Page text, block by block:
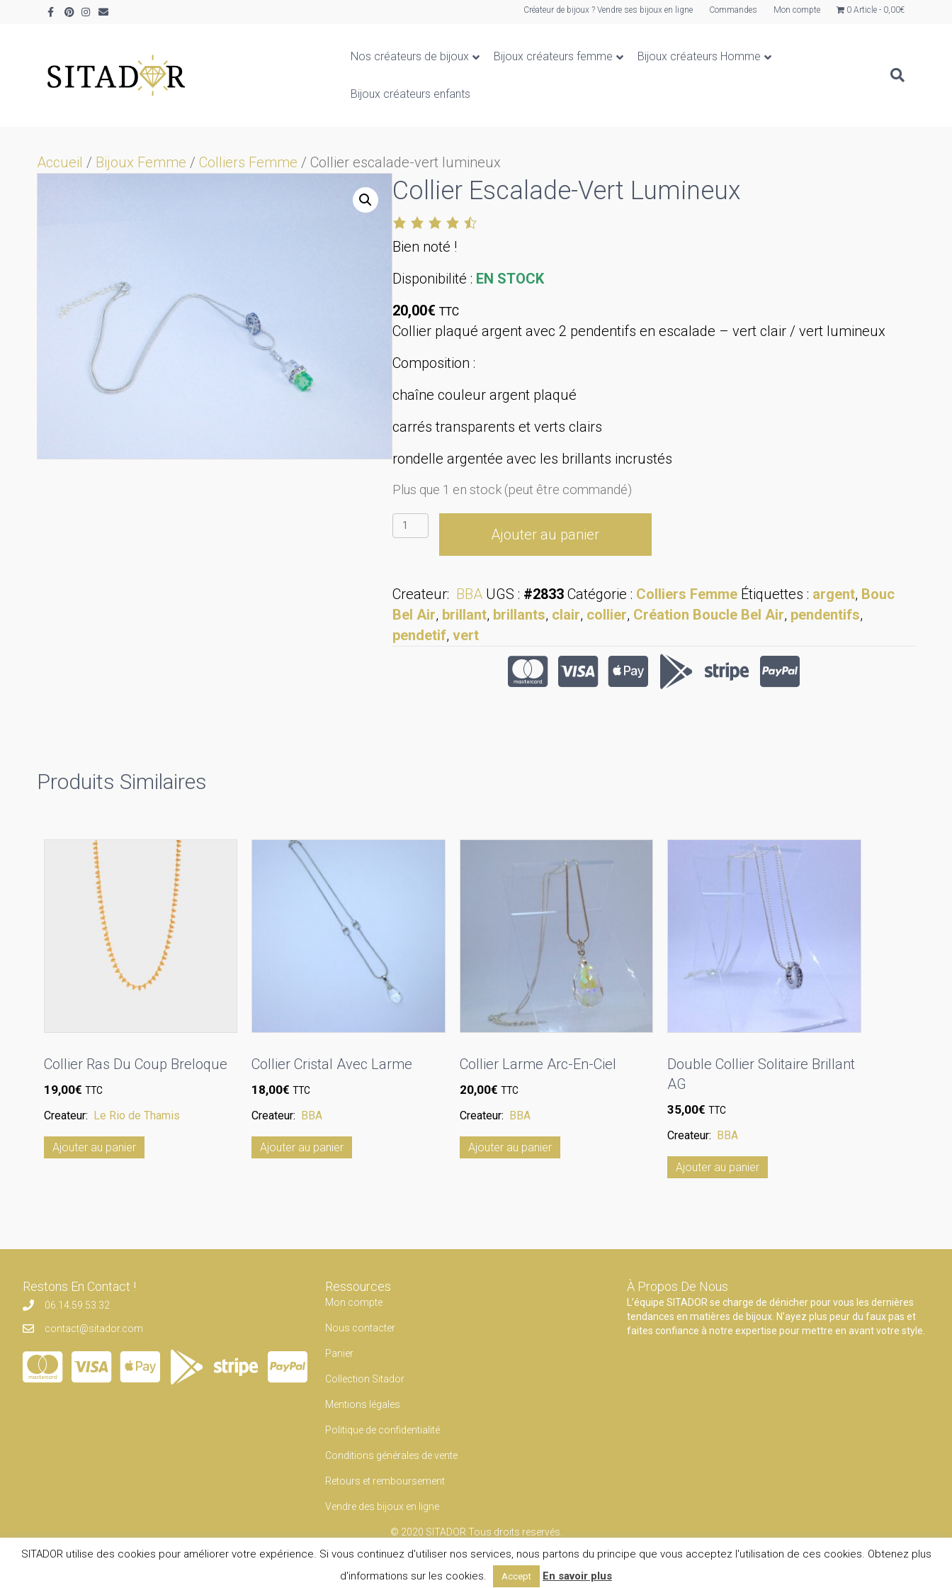
Facebook
PinterestInstagram
Email Créateur de bijoux ? Vendre ses bijoux en ligne Commandes Mon compte 0 Article 0,00€
Nos créateurs de bijoux Bijoux créateurs femme Bijoux créateurs Homme
Bijoux créateurs enfants
Accueil / Bijoux Femme / Colliers Femme / Collier escalade-vert lumineux
Collier Escalade-Vert Lumineux
Bien noté !
Disponibilité : EN STOCK
20,00€ TTC
Collier plaqué argent avec 2 pendentifs en escalade – vert clair / vert lumineux
Composition :
chaîne couleur argent plaqué
carrés transparents et verts clairs
rondelle argentée avec les brillants incrustés
Plus que 1 en stock (peut être commandé)
quantité
de
escalade-
vert
lumineux
Ajouter au panier
Createur: BBA UGS : #2833 Catégorie : Colliers Femme Étiquettes : argent, Bouc
Bel Air, brillant, brillants, clair, collier, Création Boucle Bel Air, pendentifs,
pendetif, vert
Produits Similaires
Collier Ras Du Coup Breloque
19,00€ TTC
Createur: Le Rio de Thamis
Ajouter au panier
Collier Cristal Avec Larme
18,00€ TTC
Createur: BBA
Ajouter au panier
Collier Larme Arc-En-Ciel
20,00€ TTC
Createur: BBA
Ajouter au panier
Double Collier Solitaire Brillant
AG
35,00€ TTC
Createur: BBA
Ajouter au panier
Restons En Contact !
06.14.59.53.32
contact@sitador.com
Ressources
Mon compte
Nous contacter
Panier
Collection Sitador
Mentions légales
Politique de confidentialité
Conditions générales de vente
Retours et remboursement
Vendre des bijoux en ligne
À Propos De Nous
L’équipe SITADOR se charge de dénicher pour vous les dernières
tendances en matières de bijoux. N’ayez plus peur du faux pas et
faites confiance à notre expertise pour mettre en avant votre style.
© 2020 SITADOR Tous droits reservés.
SITADOR utilise des cookies pour améliorer votre expérience. Si vous continuez d'utiliser nos services, nous partons du principe que vous acceptez l'utilisation de ces cookies. Obtenez plus
d'informations sur les cookies.
Accept En savoir plus